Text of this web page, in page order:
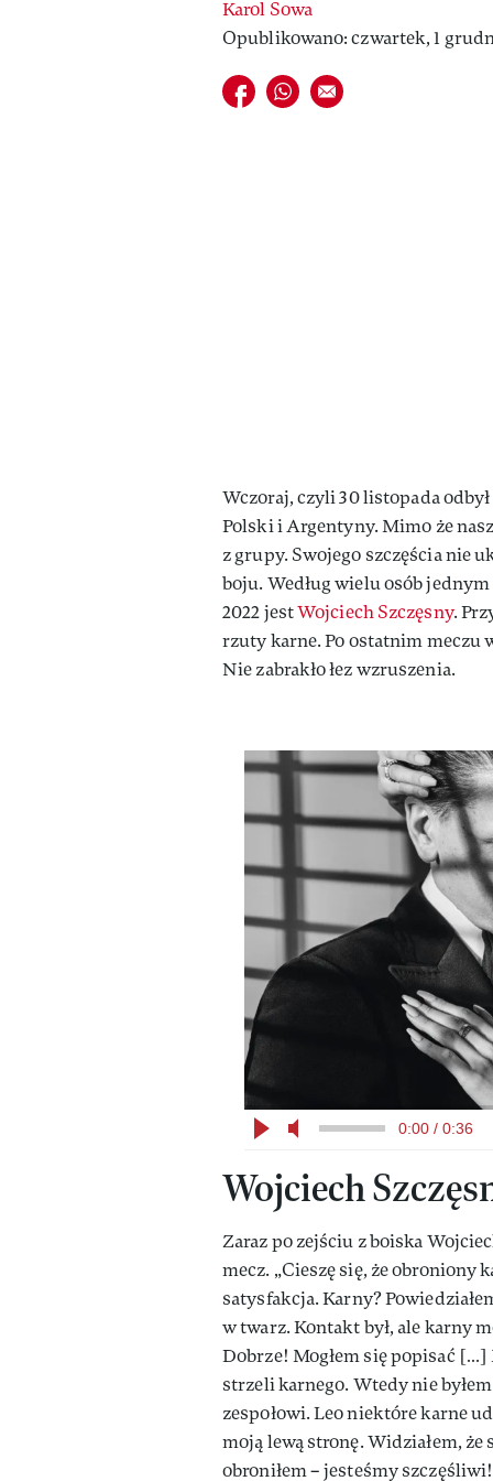
Karol Sowa
Opublikowano: czwartek, 1
Udostępnij na facebook
Udostępnij na whatsapp
E-mail do przyjaciela
Wczoraj, czyli 30 listopada
Polski i Argentyny. Mimo że
z grupy. Swojego szczęścia nie
boju. Według wielu osób
2022 jestWojciech Szczęsny.
rzuty karne. Po ostatnim meczu
Nie zabrakło łez wzruszenia.
0:00 / 0:36
Wojciech
Zaraz po zejściu z boiska
mecz. „Cieszę się, że obroniony
satysfakcja. Karny?
w twarz. Kontakt był, ale karny
Dobrze! Mogłem się popisać […]
strzeli karnego. Wtedy nie
zespołowi. Leo niektóre karne
moją lewą stronę. Widziałem, że
obroniłem – jesteśmy